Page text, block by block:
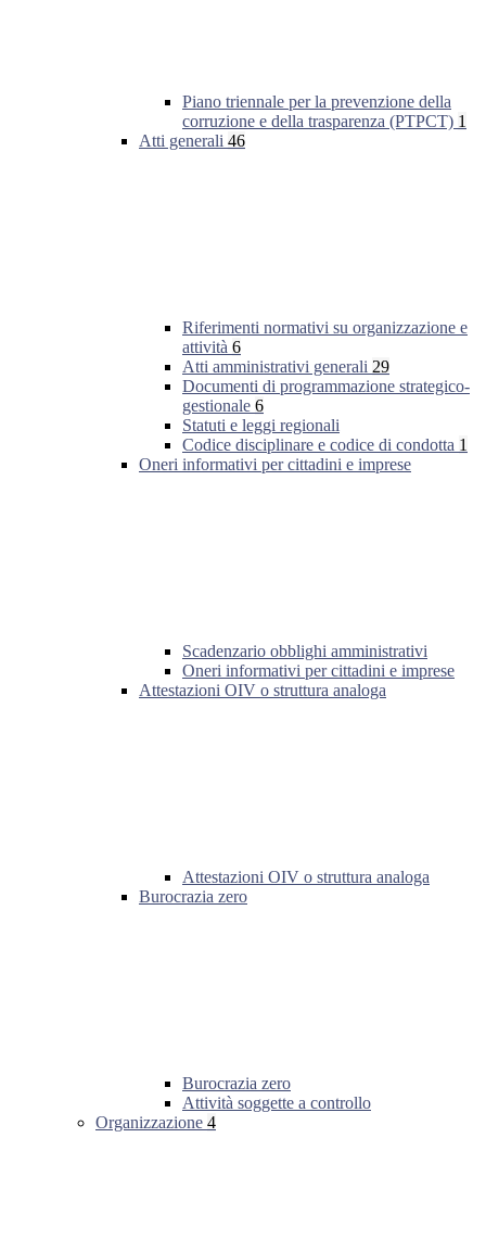
Piano triennale per la prevenzione della
corruzione e della trasparenza (PTPCT) 1
Atti generali 46
Riferimenti normativi su organizzazione e
attività 6
Atti amministrativi generali 29
Documenti di programmazione strategico-
gestionale 6
Statuti e leggi regionali
Codice disciplinare e codice di condotta 1
Oneri informativi per cittadini e imprese
Scadenzario obblighi amministrativi
Oneri informativi per cittadini e imprese
Attestazioni OIV o struttura analoga
Attestazioni OIV o struttura analoga
Burocrazia zero
Burocrazia zero
Attività soggette a controllo
Organizzazione 4